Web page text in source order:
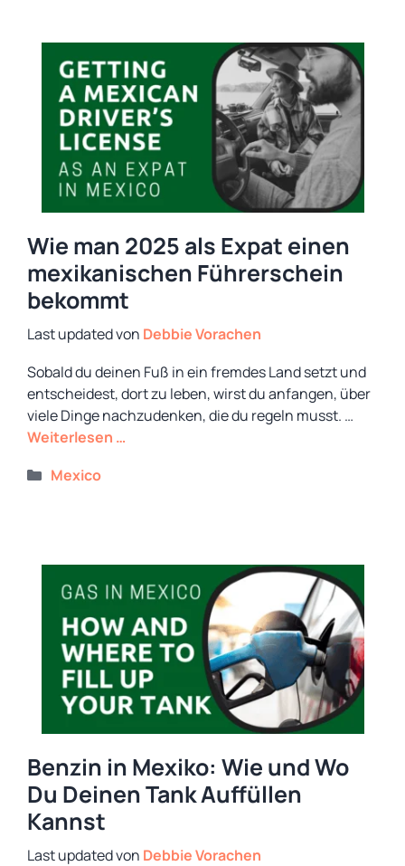
Wie man 2025 als Expat einen
mexikanischen Führerschein
bekommt
von Debbie Vorachen
Sobald du deinen Fuß in ein fremdes Land setzt und
entscheidest, dort zu leben, wirst du anfangen, über
viele Dinge nachzudenken, die du regeln musst. …
Weiterlesen …
Kategorien
Mexico
Benzin in Mexiko: Wie und Wo
Du Deinen Tank Auffüllen
Kannst
von Debbie Vorachen